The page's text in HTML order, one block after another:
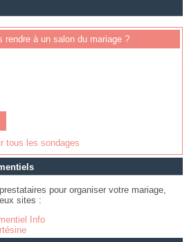
rendre à un salon du mariage ?
tous les sondages
pour organiser votre mariage,
sites :
Info